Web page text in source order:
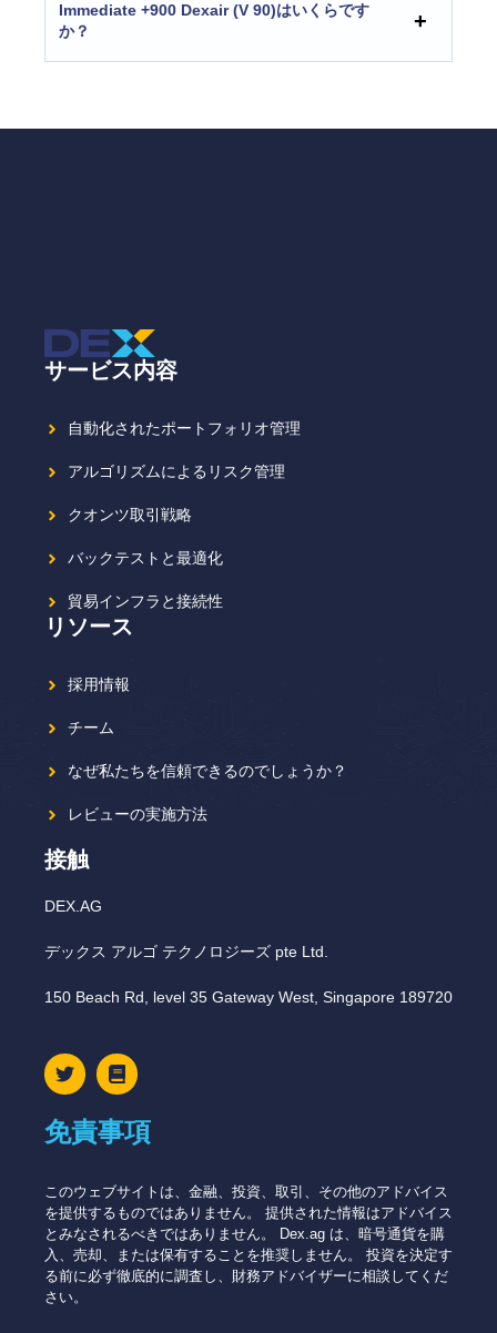
Immediate +900 Dexair (V 90)はいくらです
か？
サービス内容
自動化されたポートフォリオ管理
アルゴリズムによるリスク管理
クオンツ取引戦略
バックテストと最適化
貿易インフラと接続性
リソース
採用情報
チーム
なぜ私たちを信頼できるのでしょうか？
レビューの実施方法
接触
DEX.AG
デックス アルゴ テクノロジーズ pte Ltd.
150 Beach Rd, level 35 Gateway West, Singapore 189720
免責事項
このウェブサイトは、金融、投資、取引、その他のアドバイス
を提供するものではありません。 提供された情報はアドバイス
とみなされるべきではありません。 Dex.ag は、暗号通貨を購
入、売却、または保有することを推奨しません。 投資を決定す
る前に必ず徹底的に調査し、財務アドバイザーに相談してくだ
さい。